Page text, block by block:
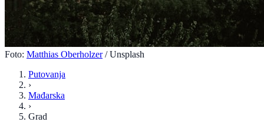
Foto: Matthias Oberholzer/ Unsplash
Putovanja
›
Mađarska
›
Grad